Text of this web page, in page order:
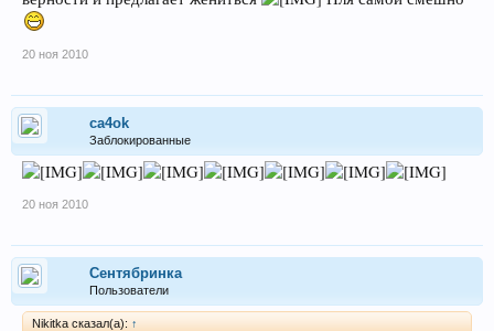
20 ноя 2010
ca4ok
Заблокированные
20 ноя 2010
Сентябринка
Пользователи
Nikitka сказал(а): ↑